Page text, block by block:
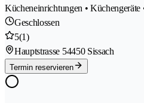
Kücheneinrichtungen •
Geschlossen
5(1)
Hauptstrasse 54450 Sissach
Termin reservieren